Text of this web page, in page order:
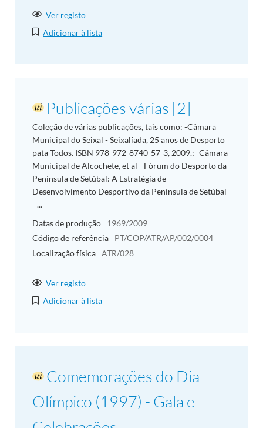
Ver registo
Adicionar à lista
Publicações várias [2]
Coleção de várias publicações, tais como: -Câmara
Municipal do Seixal - Seixalíada, 25 anos de Desporto
pata Todos. ISBN 978-972-8740-57-3, 2009.; -Câmara
Municipal de Alcochete, et al - Fórum do Desporto da
Península de Setúbal: A Estratégia de
Desenvolvimento Desportivo da Península de Setúbal
- ...
Datas de produção
1969/2009
Código de referência
PT/COP/ATR/AP/002/0004
Localização física ATR/028
Ver registo
Adicionar à lista
Comemorações do Dia
Olímpico (1997) - Gala e